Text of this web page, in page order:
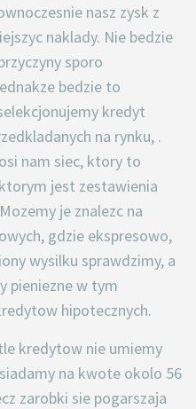
nasz zysk z
naklady. Nie bedzie
sporo
bedzie to
kredyt
na rynku, .
nam siec, ktory to
jest zestawienia
je znalezc na
gdzie ekspresowo,
wysilku sprawdzimy, a
pieniezne w tym
hipotecznych.
kredytow nie umiemy
na kwote okolo 56
zarobki sie pogarszaja